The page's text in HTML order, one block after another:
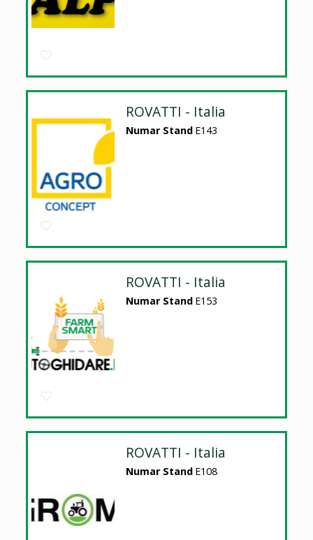
ROVATTI - Italia
Numar Stand E143
ROVATTI - Italia
Numar Stand E153
ROVATTI - Italia
Numar Stand E108